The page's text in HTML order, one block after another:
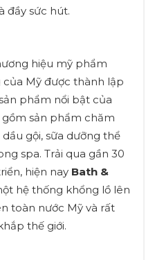
đầy sức hút.
hiệu mỹ phẩm
Mỹ được thành lập
phẩm nổi bật của
sản phẩm chăm
gội, sữa dưỡng thể
spa. Trải qua gần 30
hiện nay Bath &
hệ thống khổng lồ lên
toàn nước Mỹ và rất
thế giới.